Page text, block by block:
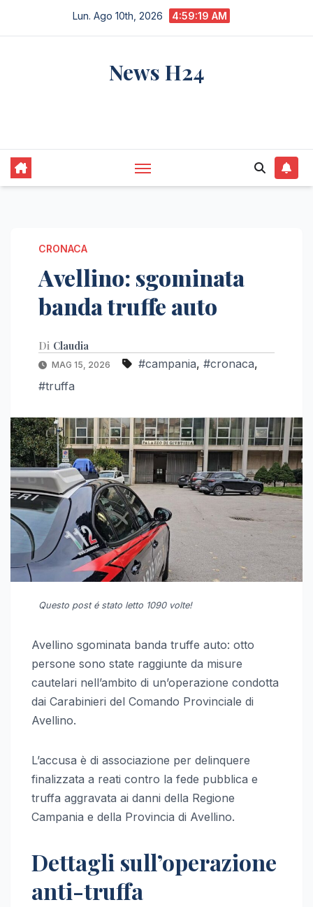
Lun. Ago 10th, 2026 4:59:20 AM
News H24
CRONACA
Avellino: sgominata
banda truffe auto
Di Claudia
MAG 15, 2026 #campania, #cronaca,
#truffa
Questo post é stato letto 1090 volte!
Avellino sgominata banda truffe auto: otto
persone sono state raggiunte da misure
cautelari nell’ambito di un’operazione condotta
dai Carabinieri del Comando Provinciale di
Avellino.
L’accusa è di associazione per delinquere
finalizzata a reati contro la fede pubblica e
truffa aggravata ai danni della Regione
Campania e della Provincia di Avellino.
Dettagli sull’operazione
anti-truffa